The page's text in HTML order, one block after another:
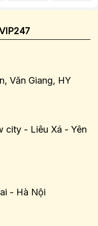
Văn Giang, HY
city - Liêu Xá - Yên
- Hà Nội